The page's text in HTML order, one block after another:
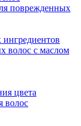
поврежденных
волос с маслом
цвета
волос